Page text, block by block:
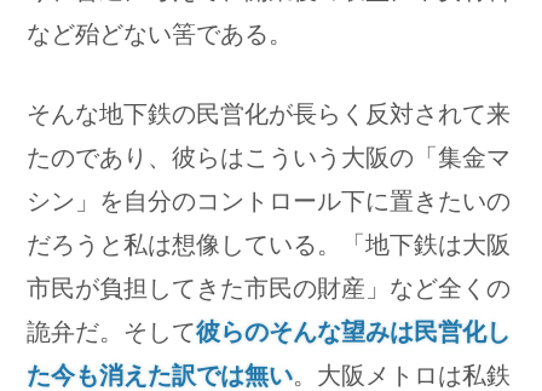
など殆どない筈である。
そんな地下鉄の民営化が長らく反対されて来
たのであり、彼らはこういう大阪の「集金マ
シン」を自分のコントロール下に置きたいの
だろうと私は想像している。「地下鉄は大阪
市民が負担してきた市民の財産」など全くの
詭弁だ。そして彼らのそんな望みは民営化し
た今も消えた訳では無い。大阪メトロは私鉄